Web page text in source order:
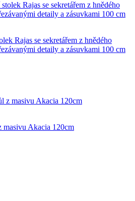
Rajas se sekretářem z hnědého
detaily a zásuvkami 100 cm
masivu Akacia 120cm